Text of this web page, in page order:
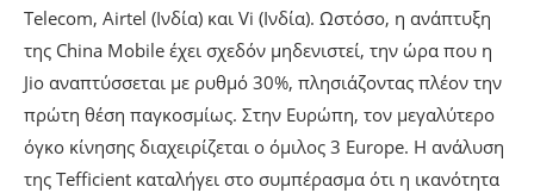
Telecom, Airtel (Ινδία) και Vi (Ινδία). Ωστόσο, η ανάπτυξη
της China Mobile έχει σχεδόν μηδενιστεί, την ώρα που η
Jio αναπτύσσεται με ρυθμό 30%, πλησιάζοντας πλέον την
πρώτη θέση παγκοσμίως. Στην Ευρώπη, τον μεγαλύτερο
όγκο κίνησης διαχειρίζεται ο όμιλος 3 Europe. Η ανάλυση
της Tefficient καταλήγει στο συμπέρασμα ότι η ικανότητα